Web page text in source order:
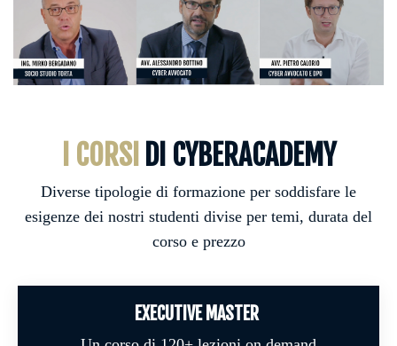
I CORSI DI CYBERACADEMY
Diverse tipologie di formazione per soddisfare le
esigenze dei nostri studenti divise per temi, durata del
corso e prezzo
EXECUTIVE MASTER